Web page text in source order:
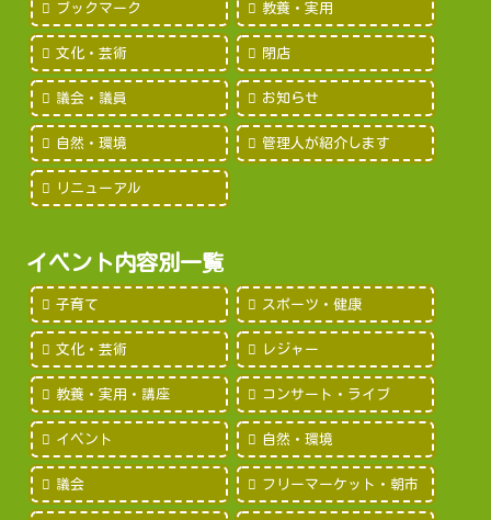
ブックマーク 教養・実用
文化・芸術 閉店
議会・議員 お知らせ
自然・環境 管理人が紹介します
リニューアル
イベント内容別一覧
子育て スポーツ・健康
文化・芸術 レジャー
教養・実用・講座 コンサート・ライブ
イベント 自然・環境
議会 フリーマーケット・朝市